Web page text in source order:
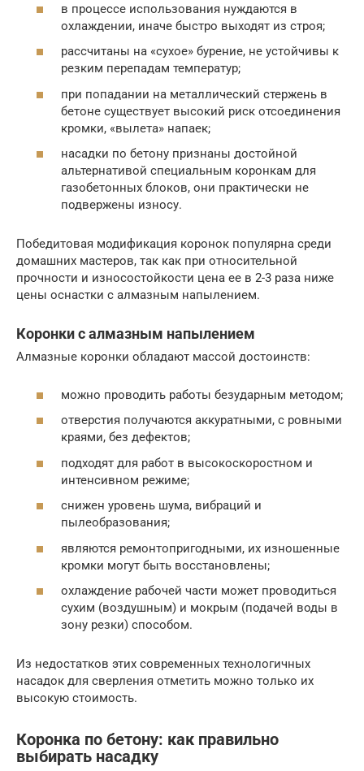
в процессе использования нуждаются в
охлаждении, иначе быстро выходят из строя;
рассчитаны на «сухое» бурение, не устойчивы к
резким перепадам температур;
при попадании на металлический стержень в
бетоне существует высокий риск отсоединения
кромки, «вылета» напаек;
насадки по бетону признаны достойной
альтернативой специальным коронкам для
газобетонных блоков, они практически не
подвержены износу.
Победитовая модификация коронок популярна среди
домашних мастеров, так как при относительной
прочности и износостойкости цена ее в 2-3 раза ниже
цены оснастки с алмазным напылением.
Коронки с алмазным напылением
Алмазные коронки обладают массой достоинств:
можно проводить работы безударным методом;
отверстия получаются аккуратными, с ровными
краями, без дефектов;
подходят для работ в высокоскоростном и
интенсивном режиме;
снижен уровень шума, вибраций и
пылеобразования;
являются ремонтопригодными, их изношенные
кромки могут быть восстановлены;
охлаждение рабочей части может проводиться
сухим (воздушным) и мокрым (подачей воды в
зону резки) способом.
Из недостатков этих современных технологичных
насадок для сверления отметить можно только их
высокую стоимость.
Коронка по бетону: как правильно
выбирать насадку